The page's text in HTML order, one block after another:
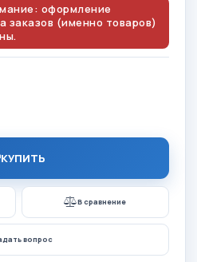
оформление
заказов (именно товаров)
КУПИТЬ
В сравнение
вопрос